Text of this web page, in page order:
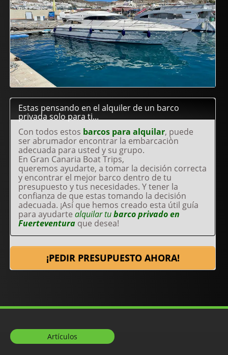
Estas pensando en el alquiler de un barco
privada solo para ti...
Con todos estos barcos para alquilar, puede
ser abrumador encontrar la embarcaciòn
adecuada para usted y su grupo.
En Gran Canaria Boat Trips,
queremos ayudarte, a tomar la decisión correcta
y encontrar el mejor barco dentro de tu
presupuesto y tus necesidades. Y tener la
confianza de que estas tomando la decisión
adecuada. ¡Así que hemos creado esta útil guía
para ayudartealquilar tubarco privado en
Fuerteventura que desea!
¡PEDIR PRESUPUESTO AHORA!
Artículos